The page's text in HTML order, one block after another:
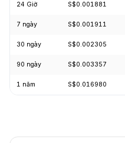
24 Giờ S$0.001881
7 ngày S$0.001911
30 ngày S$0.002305
90 ngày S$0.003357
1 năm S$0.016980